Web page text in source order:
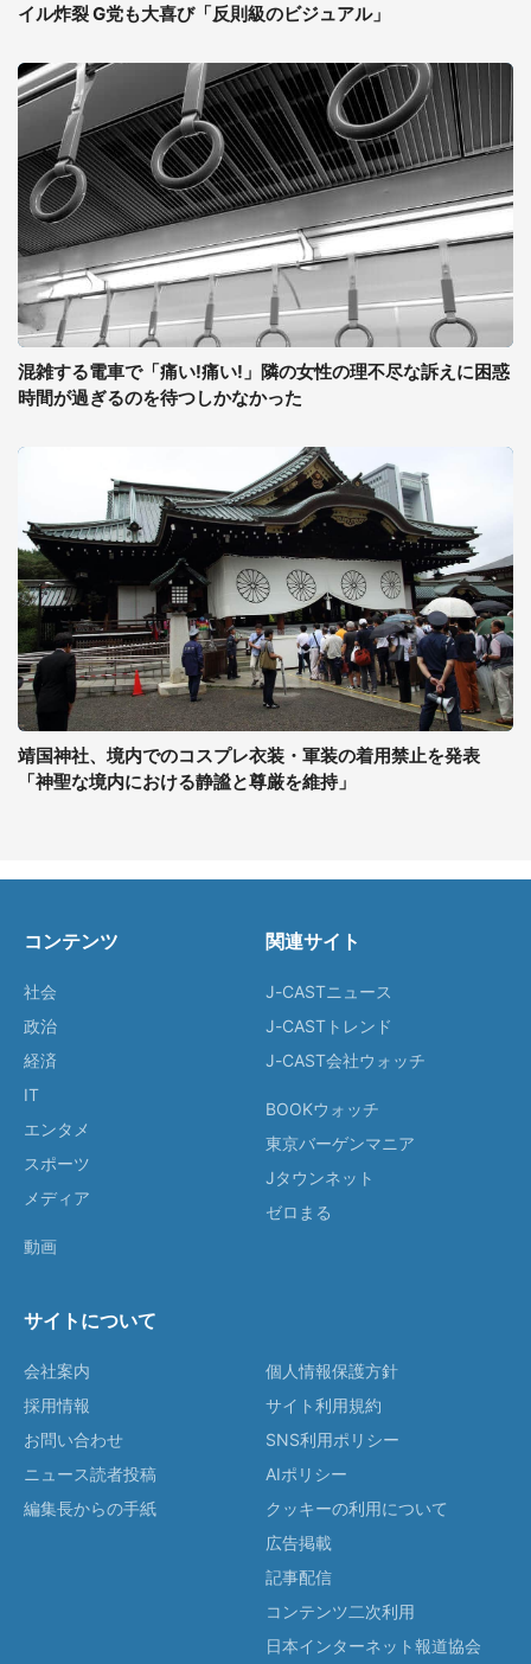
イル炸裂 G党も大喜び「反則級のビジュアル」
混雑する電車で「痛い!痛い!」隣の女性の理不尽な訴えに困惑
時間が過ぎるのを待つしかなかった
靖国神社、境内でのコスプレ衣装・軍装の着用禁止を発表
「神聖な境内における静謐と尊厳を維持」
コンテンツ
社会
政治
経済
IT
エンタメ
スポーツ
メディア
動画
関連サイト
J-CASTニュース
J-CASTトレンド
J-CAST会社ウォッチ
BOOKウォッチ
東京バーゲンマニア
Jタウンネット
ゼロまる
サイトについて
会社案内
採用情報
お問い合わせ
ニュース読者投稿
編集長からの手紙
個人情報保護方針
サイト利用規約
SNS利用ポリシー
AIポリシー
クッキーの利用について
広告掲載
記事配信
コンテンツ二次利用
日本インターネット報道協会